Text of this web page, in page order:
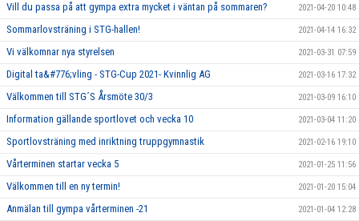
Vill du passa på att gympa extra mycket i väntan på sommaren? 2021-04-20 10:48
Sommarlovsträning i STG-hallen! 2021-04-14 16:32
Vi välkomnar nya styrelsen 2021-03-31 07:59
Digital ta&#776;vling - STG-Cup 2021- Kvinnlig AG 2021-03-16 17:32
Välkommen till STG´S Årsmöte 30/3 2021-03-09 16:10
Information gällande sportlovet och vecka 10 2021-03-04 11:20
Sportlovsträning med inriktning truppgymnastik 2021-02-16 19:10
Vårterminen startar vecka 5 2021-01-25 11:56
Välkommen till en ny termin! 2021-01-20 15:04
Anmälan till gympa vårterminen -21 2021-01-04 12:28